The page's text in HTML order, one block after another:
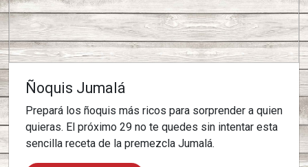
Ñoquis Jumalá
Prepará los ñoquis más ricos para sorprender a quien
quieras. El próximo 29 no te quedes sin intentar esta
sencilla receta de la premezcla Jumalá.